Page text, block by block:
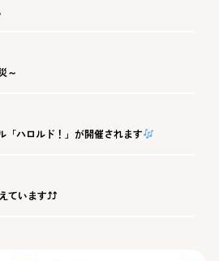
～
「ハロルド！」が開催されます
ています⤴⤴